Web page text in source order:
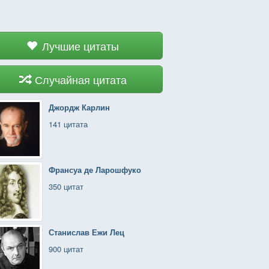
Лучшие цитаты
Случайная цитата
Джордж Карлин
141 цитата
Франсуа де Ларошфуко
350 цитат
Станислав Ежи Лец
900 цитат